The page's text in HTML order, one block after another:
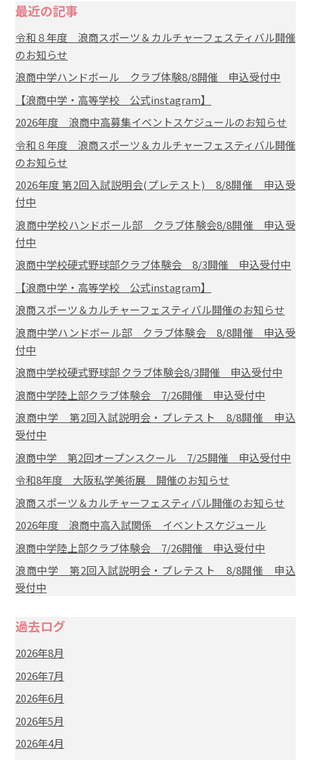
最近の記事
令和８年度 浪商スポーツ＆カルチャーフェスティバル開催
のお知らせ
浪商中学ハンドボール クラブ体験8/8開催 申込受付中
【浪商中学・高等学校 公式instagram】
2026年度 浪商中高募集イベントスケジュールのお知らせ
令和８年度 浪商スポーツ＆カルチャーフェスティバル開催
のお知らせ
2026年度 第2回入試説明会(プレテスト) 8/8開催 申込受
付中
浪商中学校ハンドボール部 クラブ体験会8/8開催 申込受
付中
浪商中学校硬式野球部クラブ体験会 8/3開催 申込受付中
【浪商中学・高等学校 公式instagram】
浪商スポーツ＆カルチャーフェスティバル開催のお知らせ
浪商中学ハンドボール部 クラブ体験会 8/8開催 申込受
付中
浪商中学校硬式野球部 クラブ体験会8/3開催 申込受付中
浪商中学陸上部クラブ体験会 7/26開催 申込受付中
浪商中学 第2回入試説明会・プレテスト 8/8開催 申込
受付中
浪商中学 第2回オープンスクール 7/25開催 申込受付中
令和8年度 大阪私学美術展 開催のお知らせ
浪商スポーツ＆カルチャーフェスティバル開催のお知らせ
2026年度 浪商中高入試関係 イベントスケジュール
浪商中学陸上部クラブ体験会 7/26開催 申込受付中
浪商中学 第2回入試説明会・プレテスト 8/8開催 申込
受付中
過去ログ
2026年8月
2026年7月
2026年6月
2026年5月
2026年4月